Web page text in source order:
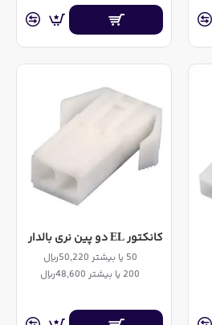
کانکتور EL دو پین نری بالدار
50 یا بیشتر 50,220ریال
200 یا بیشتر 48,600ریال